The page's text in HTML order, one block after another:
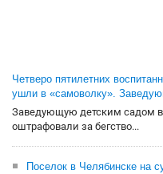
Четверо пятилетних
ушли в «самоволку».
Заведующую детским садом
оштрафовали за бегство...
Поселок в Челябинске на